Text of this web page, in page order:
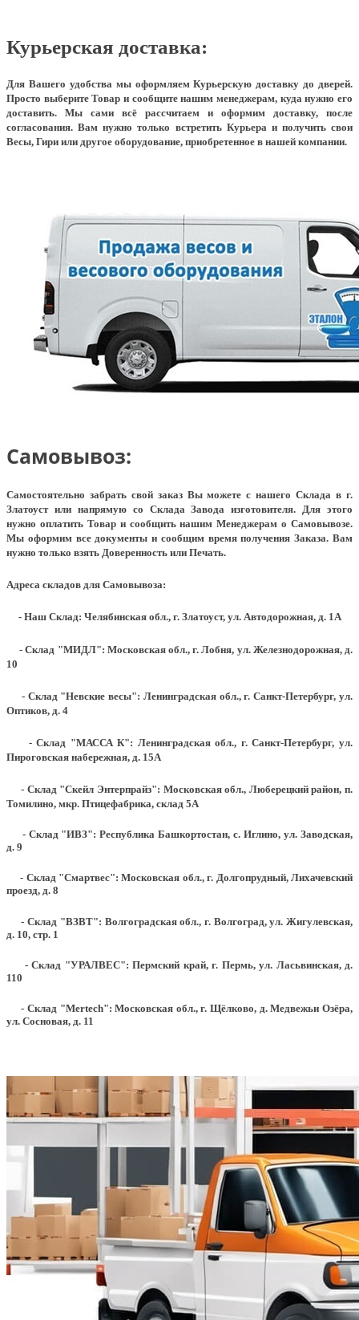
Курьерская доставка:
Для Вашего удобства мы оформляем Курьерскую доставку до дверей.
Просто выберите Товар и сообщите нашим менеджерам, куда нужно его
доставить. Мы сами всё рассчитаем и оформим доставку, после
согласования. Вам нужно только встретить Курьера и получить свои
Весы, Гири или другое оборудование, приобретенное в нашей компании.
Самовывоз:
Самостоятельно забрать свой заказ Вы можете с нашего Склада в г.
Златоуст или напрямую со Склада Завода изготовителя. Для этого
нужно оплатить Товар и сообщить нашим Менеджерам о Самовывозе.
Мы оформим все документы и сообщим время получения Заказа. Вам
нужно только взять Доверенность или Печать.
Адреса складов для Самовывоза:
- Наш Склад: Челябинская обл., г. Златоуст, ул. Автодорожная, д. 1А
- Склад "МИДЛ": Московская обл., г. Лобня, ул. Железнодорожная, д.
10
- Склад "Невские весы": Ленинградская обл., г. Санкт-Петербург, ул.
Оптиков, д. 4
- Склад "МАССА К": Ленинградская обл., г. Санкт-Петербург, ул.
Пироговская набережная, д. 15А
- Склад "Скейл Энтерпрайз": Московская обл., Люберецкий район, п.
Томилино, мкр. Птицефабрика, склад 5А
- Склад "ИВЗ": Республика Башкортостан, с. Иглино, ул. Заводская,
д. 9
- Склад "Смартвес":Московская обл., г. Долгопрудный, Лихачевский
проезд, д. 8
- Склад "ВЗВТ": Волгоградская обл., г. Волгоград, ул. Жигулевская,
д. 10, стр. 1
- Склад "УРАЛВЕС": Пермский край, г. Пермь, ул. Ласьвинская, д.
110
- Склад "Mertech": Московская обл., г. Щёлково, д. Медвежьи Озёра,
ул. Сосновая, д. 11